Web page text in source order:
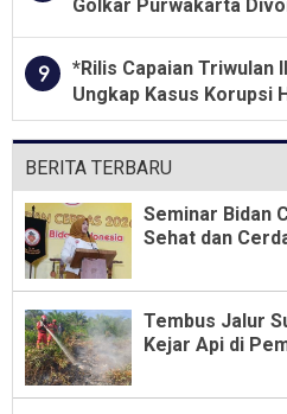
Golkar Purwakarta
9
*Rilis Capaian Triwulan
Ungkap Kasus Korupsi
BERITA TERBARU
Seminar Bidan
Sehat dan
Tembus Jalur
Kejar Api di